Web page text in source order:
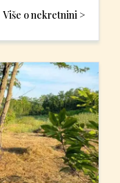
Više o nekretnini >